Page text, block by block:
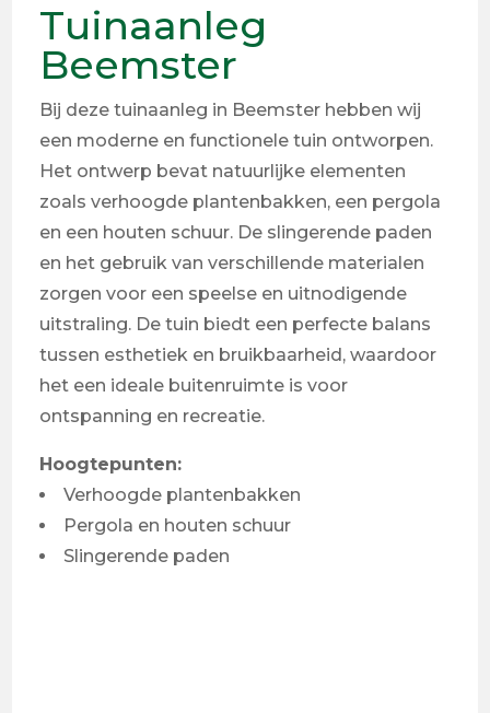
Tuinaanleg
Beemster
Bij deze tuinaanleg in Beemster hebben wij
een moderne en functionele tuin ontworpen.
Het ontwerp bevat natuurlijke elementen
zoals verhoogde plantenbakken, een pergola
en een houten schuur. De slingerende paden
en het gebruik van verschillende materialen
zorgen voor een speelse en uitnodigende
uitstraling. De tuin biedt een perfecte balans
tussen esthetiek en bruikbaarheid, waardoor
het een ideale buitenruimte is voor
ontspanning en recreatie.
Hoogtepunten:
Verhoogde plantenbakken
Pergola en houten schuur
Slingerende paden